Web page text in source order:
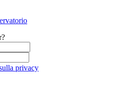
privacy